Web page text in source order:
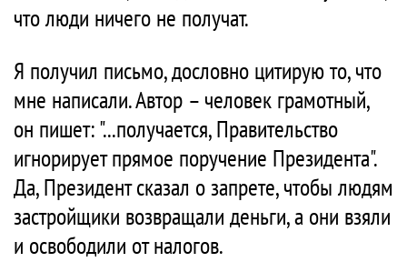
что люди ничего не получат.
Я получил письмо, дословно цитирую то, что
мне написали. Автор – человек грамотный,
он пишет: "...получается, Правительство
игнорирует прямое поручение Президента".
Да, Президент сказал о запрете, чтобы людям
застройщики возвращали деньги, а они взяли
и освободили от налогов.